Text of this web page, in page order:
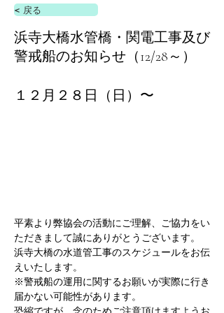
< 戻る
浜寺大橋水管橋・関電工事及び
警戒船のお知らせ（12/28～）
１２月２８日（日）〜
平素より弊協会の活動にご理解、ご協力をい
ただきまして誠にありがとうございます。
浜寺大橋の水道管工事のスケジュールをお伝
えいたします。
※警戒船の運用に関するお願いが実際に行き
届かない可能性があります。